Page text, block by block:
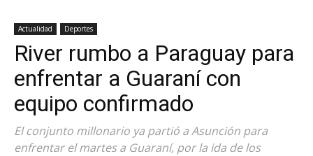
Actualidad Deportes
River rumbo a Paraguay para
enfrentar a Guaraní con
equipo confirmado
El conjunto millonario ya partió a Asunción para
enfrentar el martes a Guaraní, por la ida de los